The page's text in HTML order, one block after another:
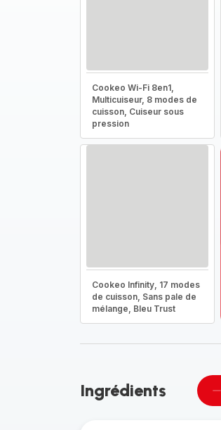
Cookeo Wi-Fi 8en1,
Multicuiseur, 8 modes de
cuisson, Cuiseur sous
pression
Cookeo Infinity, 17 modes
de cuisson, Sans pale de
mélange, Bleu Trust
Ingrédients